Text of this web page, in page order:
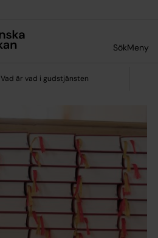
SökMeny
Vad är vad i gudstjänsten